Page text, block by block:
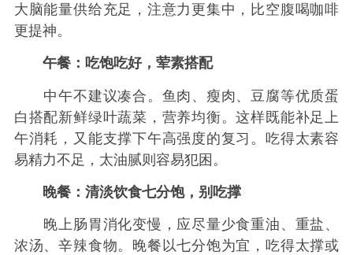
大脑能量供给充足，注意力更集中，比空腹喝咖啡
更提神。
午餐：吃饱吃好，荤素搭配
中午不建议凑合。鱼肉、瘦肉、豆腐等优质蛋
白搭配新鲜绿叶蔬菜，营养均衡。这样既能补足上
午消耗，又能支撑下午高强度的复习。吃得太素容
易精力不足，太油腻则容易犯困。
晚餐：清淡饮食七分饱，别吃撑
晚上肠胃消化变慢，应尽量少食重油、重盐、
浓汤、辛辣食物。晚餐以七分饱为宜，吃得太撑或